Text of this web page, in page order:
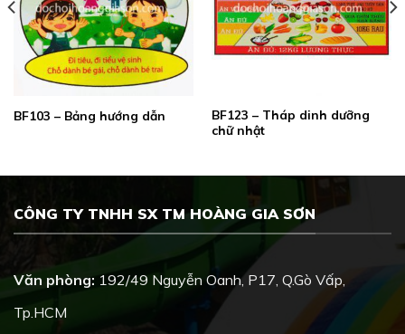
BF103 – Bảng hướng dẫn
BF123 – Tháp dinh dưỡng
chữ nhật
CÔNG TY TNHH SX TM HOÀNG GIA SƠN
Văn phòng: 192/49 Nguyễn Oanh, P17, Q.Gò Vấp,
Tp.HCM